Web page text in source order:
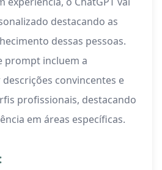
destacando as
dessas pessoas.
prompt incluem a
convincentes e
profissionais, destacando
em áreas específicas.